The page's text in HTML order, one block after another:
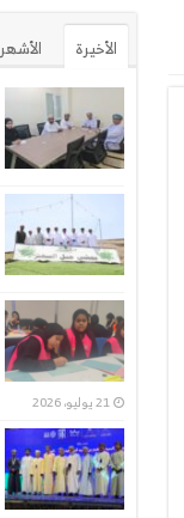
الأخيرة الأشهر
21 يوليو، 2026